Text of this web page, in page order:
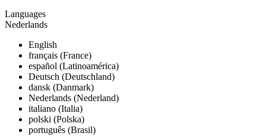
Languages
Nederlands
English
français (France)
español (Latinoamérica)
Deutsch (Deutschland)
dansk (Danmark)
Nederlands (Nederland)
italiano (Italia)
polski (Polska)
português (Brasil)